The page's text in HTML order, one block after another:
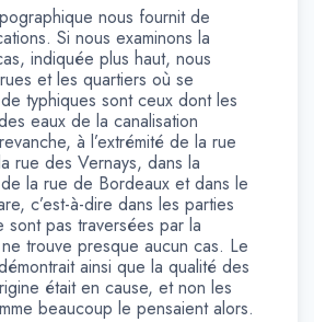
nous fournit de
Si nous examinons la
indiquée plus haut, nous
et les quartiers où se
typhiques sont ceux dont les
eaux de la canalisation
à l’extrémité de la rue
rue des Vernays, dans la
la rue de Bordeaux et dans le
c’est-à-dire dans les parties
sont pas traversées par la
trouve presque aucun cas. Le
ainsi que la qualité des
était en cause, et non les
beaucoup le pensaient alors.